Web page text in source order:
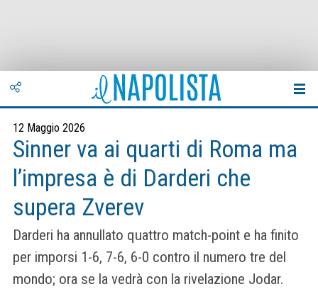
12 Maggio 2026
Sinner va ai quarti di Roma ma
l’impresa è di Darderi che
supera Zverev
Darderi ha annullato quattro match-point e ha finito
per imporsi 1-6, 7-6, 6-0 contro il numero tre del
mondo; ora se la vedrà con la rivelazione Jodar.